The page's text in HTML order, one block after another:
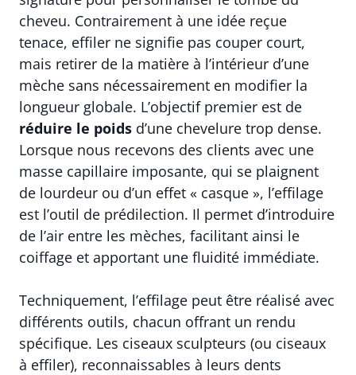
cheveu. Contrairement à une idée reçue
tenace, effiler ne signifie pas couper court,
mais retirer de la matière à l’intérieur d’une
mèche sans nécessairement en modifier la
longueur globale. L’objectif premier est de
réduire le poids d’une chevelure trop dense.
Lorsque nous recevons des clients avec une
masse capillaire imposante, qui se plaignent
de lourdeur ou d’un effet « casque », l’effilage
est l’outil de prédilection. Il permet d’introduire
de l’air entre les mèches, facilitant ainsi le
coiffage et apportant une fluidité immédiate.
Techniquement, l’effilage peut être réalisé avec
différents outils, chacun offrant un rendu
spécifique. Les ciseaux sculpteurs (ou ciseaux
à effiler), reconnaissables à leurs dents